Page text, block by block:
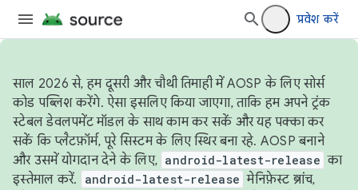
प्रवेश करें
साल 2026 से, हम दूसरी और चौथी तिमाही में AOSP के लिए सोर्स
कोड पब्लिश करेंगे. ऐसा इसलिए किया जाएगा, ताकि हम अपने ट्रंक
स्टेबल डेवलपमेंट मॉडल के साथ काम कर सकें और यह पक्का कर
सकें कि प्लैटफ़ॉर्म, पूरे सिस्टम के लिए स्थिर बना रहे. AOSP बनाने
और उसमें योगदान देने के लिए, android-latest-release का
इस्तेमाल करें.
android-latest-release मेनिफ़ेस्ट ब्रांच,